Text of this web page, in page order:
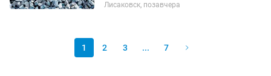
Лисаковск, позавчера
1 2 3 ... 7